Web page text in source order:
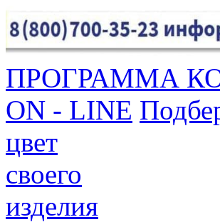
ПРОГРАММА
ON - LINE
цвет
своего
изделия